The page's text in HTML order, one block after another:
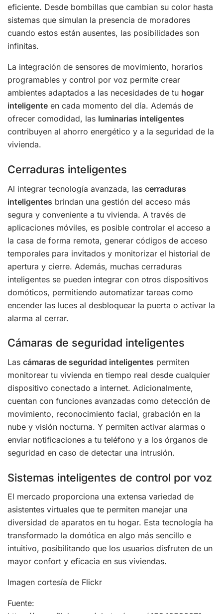
eficiente. Desde bombillas que cambian su color hasta
sistemas que simulan la presencia de moradores
cuando estos están ausentes, las posibilidades son
infinitas.
La integración de sensores de movimiento, horarios
programables y control por voz permite crear
ambientes adaptados a las necesidades de tu hogar
inteligente en cada momento del día. Además de
ofrecer comodidad, las luminarias inteligentes
contribuyen al ahorro energético y a la seguridad de la
vivienda.
Cerraduras inteligentes
Al integrar tecnología avanzada, las cerraduras
inteligentes brindan una gestión del acceso más
segura y conveniente a tu vivienda. A través de
aplicaciones móviles, es posible controlar el acceso a
la casa de forma remota, generar códigos de acceso
temporales para invitados y monitorizar el historial de
apertura y cierre. Además, muchas cerraduras
inteligentes se pueden integrar con otros dispositivos
domóticos, permitiendo automatizar tareas como
encender las luces al desbloquear la puerta o activar la
alarma al cerrar.
Cámaras de seguridad inteligentes
Las cámaras de seguridad inteligentes permiten
monitorear tu vivienda en tiempo real desde cualquier
dispositivo conectado a internet. Adicionalmente,
cuentan con funciones avanzadas como detección de
movimiento, reconocimiento facial, grabación en la
nube y visión nocturna. Y permiten activar alarmas o
enviar notificaciones a tu teléfono y a los órganos de
seguridad en caso de detectar una intrusión.
Sistemas inteligentes de control por voz
El mercado proporciona una extensa variedad de
asistentes virtuales que te permiten manejar una
diversidad de aparatos en tu hogar. Esta tecnología ha
transformado la domótica en algo más sencillo e
intuitivo, posibilitando que los usuarios disfruten de un
mayor confort y eficacia en sus viviendas.
Imagen cortesía de Flickr
Fuente: